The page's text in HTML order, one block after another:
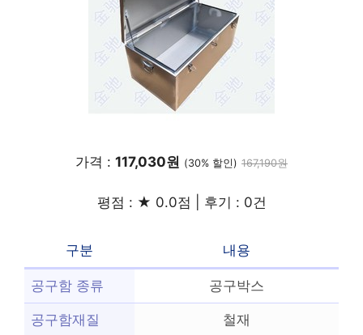
가격 : 117,030원 (30% 할인) 167,190원
평점 : ★ 0.0점 | 후기 : 0건
구분 내용
공구함 종류 공구박스
공구함재질 철재